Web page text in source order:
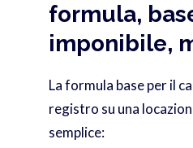
formula,
imponibile,
La formula base per il
registro su una
semplice: